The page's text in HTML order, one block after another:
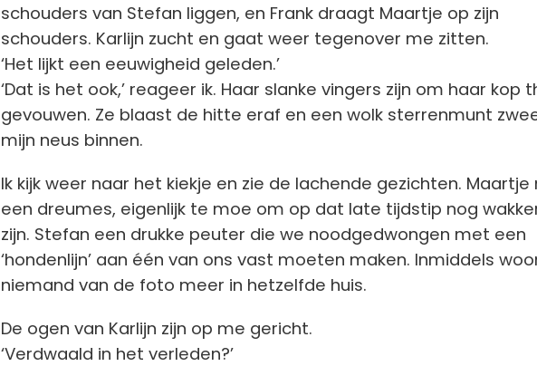
schouders van Stefan liggen, en Frank draagt Maartje op zijn
schouders. Karlijn zucht en gaat weer tegenover me zitten.
‘Het lijkt een eeuwigheid geleden.’
‘Dat is het ook,’ reageer ik. Haar slanke vingers zijn om haar kop
gevouwen. Ze blaast de hitte eraf en een wolk sterrenmunt
mijn neus binnen.
Ik kijk weer naar het kiekje en zie de lachende gezichten. Maartje
een dreumes, eigenlijk te moe om op dat late tijdstip nog
zijn. Stefan een drukke peuter die we noodgedwongen met een
‘hondenlijn’ aan één van ons vast moeten maken. Inmiddels
niemand van de foto meer in hetzelfde huis.
De ogen van Karlijn zijn op me gericht.
‘Verdwaald in het verleden?’